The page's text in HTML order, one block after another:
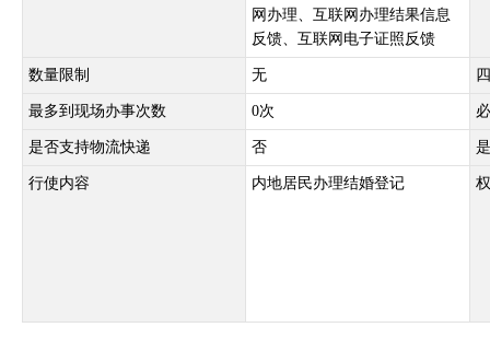
网办理、互联网办理结果信息
反馈、互联网电子证照反馈
数量限制 无
最多到现场办事次数 0次
是否支持物流快递 否
行使内容 内地居民办理结婚登记